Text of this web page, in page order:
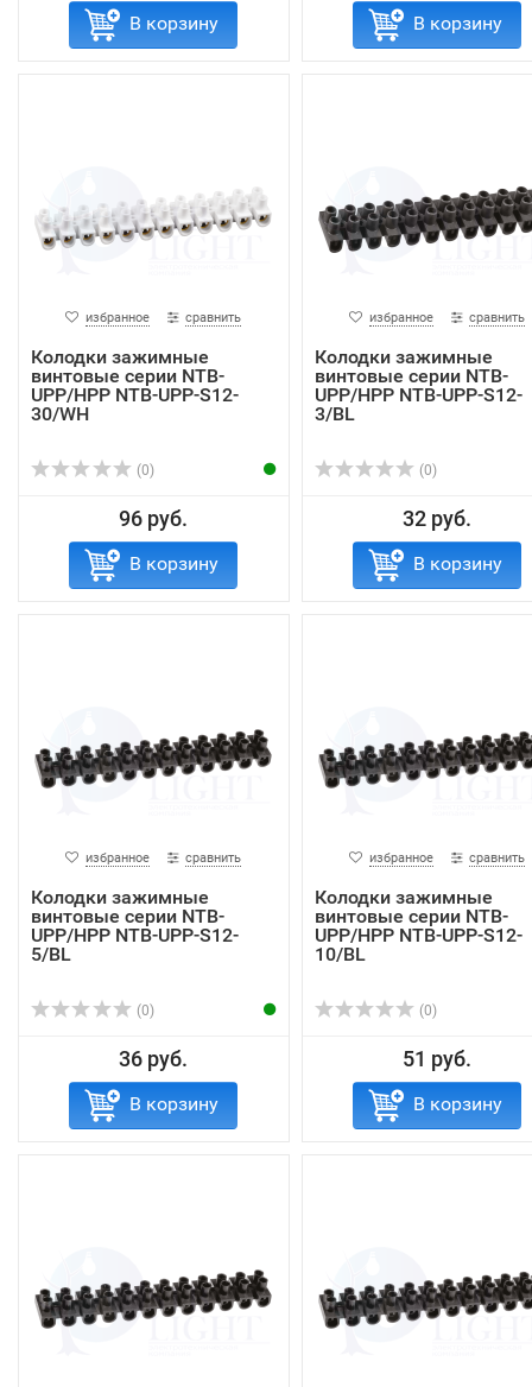
В корзину В корзину
избранное сравнить
Колодки зажимные
винтовые серии NTB-
UPP/HPP NTB-UPP-S12-
30/WH
(0)
96 руб.
В корзину
избранное сравнить
Колодки зажимные
винтовые серии NTB-
UPP/HPP NTB-UPP-S12-
3/BL
(0)
32 руб.
В корзину
избранное сравнить
Колодки зажимные
винтовые серии NTB-
UPP/HPP NTB-UPP-S12-
5/BL
(0)
36 руб.
В корзину
избранное сравнить
Колодки зажимные
винтовые серии NTB-
UPP/HPP NTB-UPP-S12-
10/BL
(0)
51 руб.
В корзину